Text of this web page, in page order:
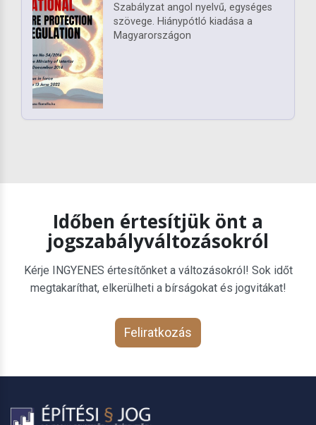
Szabályzat angol nyelvű, egységes
szövege. Hiánypótló kiadása a
Magyarországon
Időben értesítjük önt a
jogszabályváltozásokról
Kérje INGYENES értesítőnket a változásokról! Sok időt
megtakaríthat, elkerülheti a bírságokat és jogvitákat!
Feliratkozás